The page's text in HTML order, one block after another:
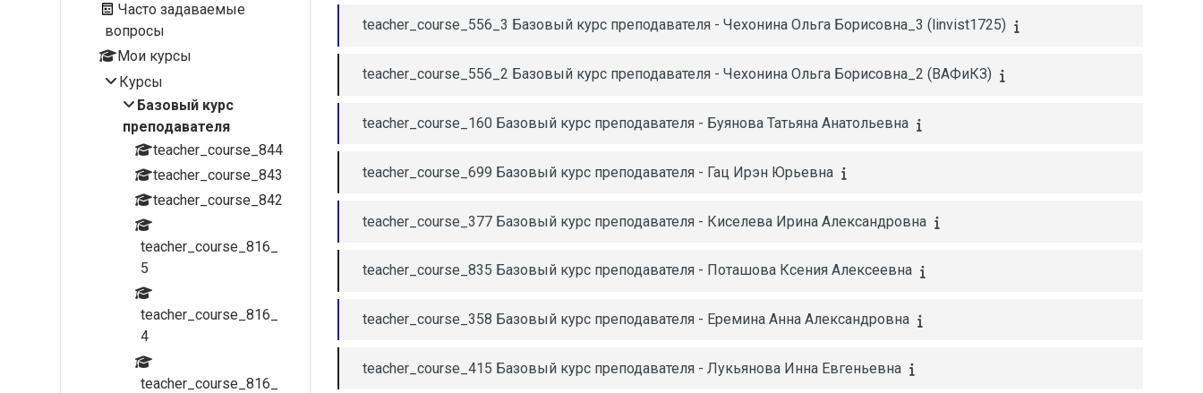
teacher_course_556_3 Базовый курс преподавателя - Чехонина Ольга Борисовна_3 (linvist1725)
teacher_course_556_2 Базовый курс преподавателя - Чехонина Ольга Борисовна_2 (ВАФиКЗ)
teacher_course_160 Базовый курс преподавателя - Буянова Татьяна Анатольевна
teacher_course_699 Базовый курс преподавателя - Гац Ирэн Юрьевна
teacher_course_377 Базовый курс преподавателя - Киселева Ирина Александровна
teacher_course_835 Базовый курс преподавателя - Поташова Ксения Алексеевна
teacher_course_358 Базовый курс преподавателя - Еремина Анна Александровна
teacher_course_415 Базовый курс преподавателя - Лукьянова Инна Евгеньевна
Часто задаваемые
вопросы
Мои курсы
Курсы
Базовый курс
преподавателя
teacher_course_844
teacher_course_843
teacher_course_842
teacher_course_816_
5
teacher_course_816_
4
teacher_course_816_